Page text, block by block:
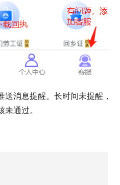
消息提醒。长时间未提醒，
通过。